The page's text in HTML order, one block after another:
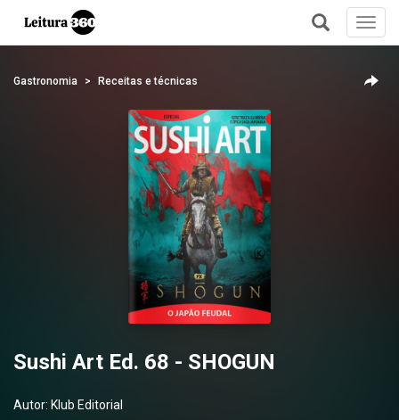
+
Gastronomia Receitas e técnicas
Sushi Art Ed. 68 - SHOGUN
Autor: Klub Editorial